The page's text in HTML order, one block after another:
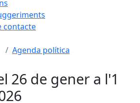
contacte
Agenda política
26 de gener a l'1